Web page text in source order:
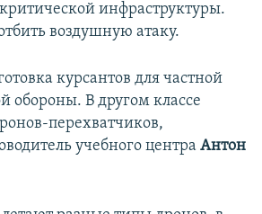
инфраструктуры.
воздушную атаку.
курсантов для частной
обороны. В другом классе
перехватчиков,
учебного центра Антон